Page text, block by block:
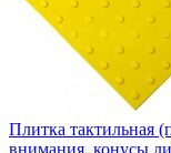
Плитка тактильная
внимания, конусы